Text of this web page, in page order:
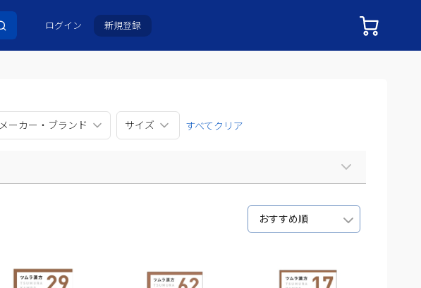
ログイン 新規登録
メーカー・ブランド サイズ すべてクリア
おすすめ順